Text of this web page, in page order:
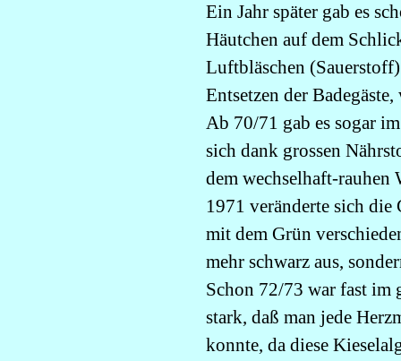
Ein Jahr später gab es
Häutchen auf dem
Luftbläschen
Entsetzen der
Ab 70/71 gab es sogar
sich dank grossen
dem wechselhaft-rauhen
1971 veränderte sich
mit dem Grün
mehr schwarz aus,
Schon 72/73 war fast im
stark, daß man jede
konnte, da diese